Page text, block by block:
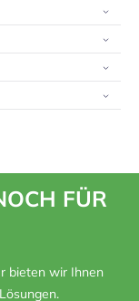
FÜR
bieten wir Ihnen